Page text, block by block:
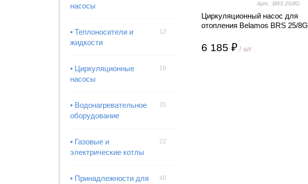
насосы
• Теплоносители и
жидкости
12
• Циркуляционные
насосы
18
• Водонагревательное
оборудование
35
• Газовые и
электрические котлы
22
• Принадлежности для
48
Арт.: BRS 25/8G
Циркуляционный насос для
отопления Belamos BRS 25/8G
6 185 ₽ / шт